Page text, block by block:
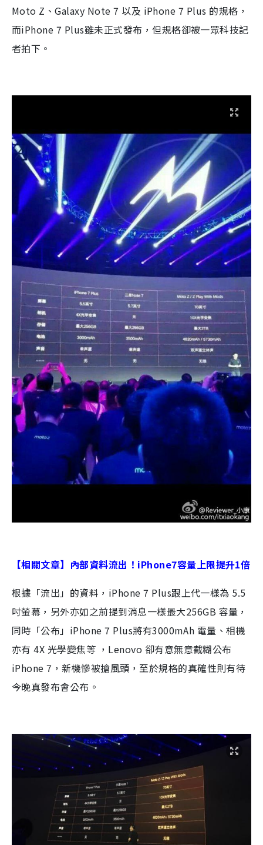
Moto Z、Galaxy Note 7 以及 iPhone 7 Plus 的規格，
而iPhone 7 Plus雖未正式發布，但規格卻被一眾科技記
者拍下。
【相關文章】 內部資料流出！iPhone7容量上限提升1倍
根據「流出」的資料，iPhone 7 Plus跟上代一樣為 5.5
吋螢幕，另外亦如之前提到消息一樣最大256GB 容量，
同時「公布」iPhone 7 Plus將有3000mAh 電量、相機
亦有 4X 光學變焦等 ，Lenovo 卻有意無意截糊公布
iPhone 7，新機慘被搶風頭，至於規格的真確性則有待
今晚真發布會公布。